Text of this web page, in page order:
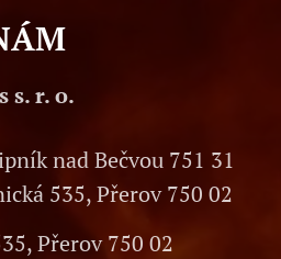
s. r. o.
nad Bečvou 751 31
535, Přerov 750 02
Přerov 750 02